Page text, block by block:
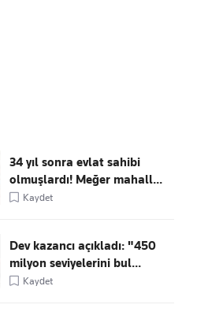
34 yıl sonra evlat sahibi
olmuşlardı! Meğer mahall...
Kaydet
Dev kazancı açıkladı: "450
milyon seviyelerini bul...
Kaydet